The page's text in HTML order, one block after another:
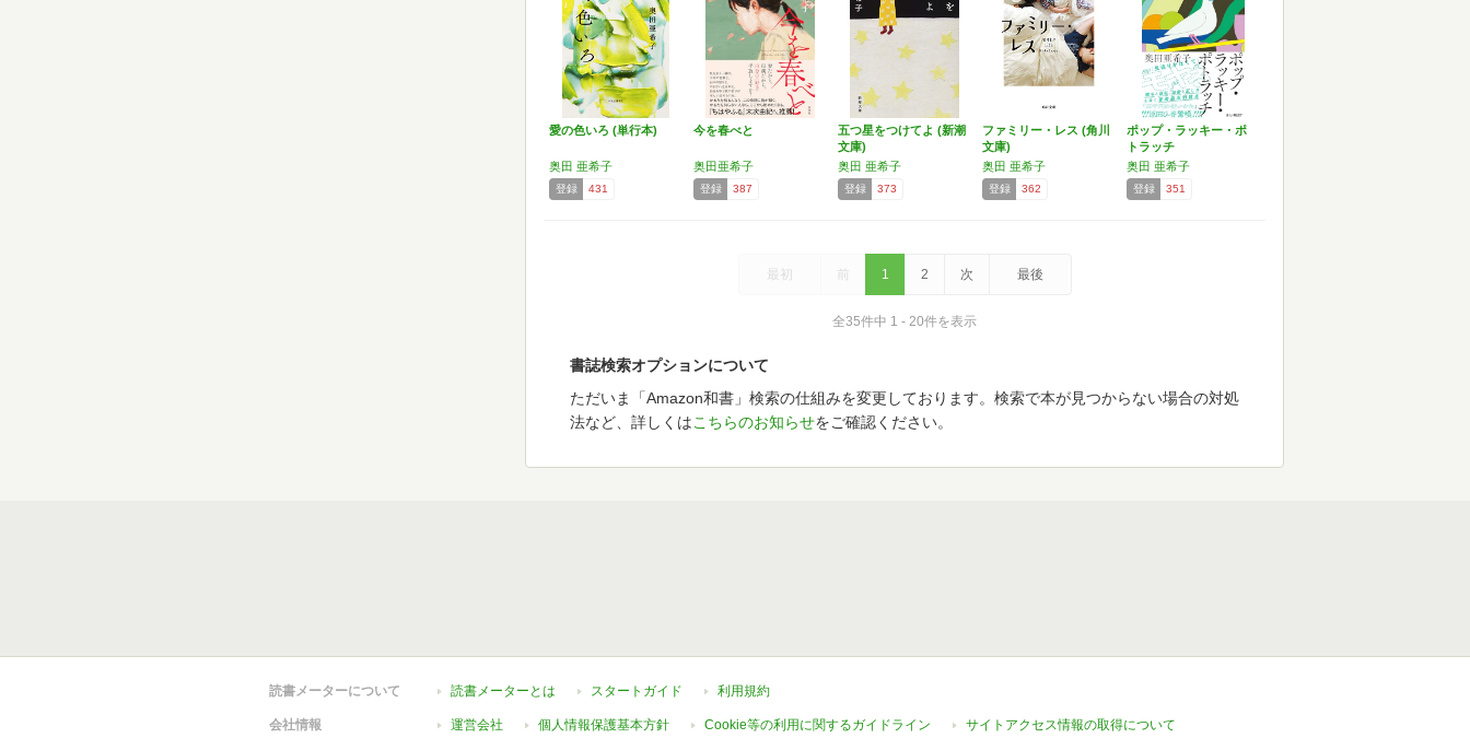
愛の色いろ (単行本)
奥田 亜希子
登録 431
今を春べと
奥田亜希子
登録 387
五つ星をつけてよ (新潮
文庫)
奥田 亜希子
登録 373
ファミリー・レス (角川
文庫)
奥田 亜希子
登録 362
ポップ・ラッキー・ポ
トラッチ
奥田 亜希子
登録 351
最初 前 1 2 次 最後
全35件中 1 - 20件を表示
書誌検索オプションについて
ただいま「Amazon和書」検索の仕組みを変更しております。検索で本が見つからない場合の対処
法など、詳しくはこちらのお知らせをご確認ください。
読書メーターについて 読書メーターとは スタートガイド 利用規約
会社情報 運営会社 個人情報保護基本方針 Cookie等の利用に関するガイドライン サイトアクセス情報の取得について